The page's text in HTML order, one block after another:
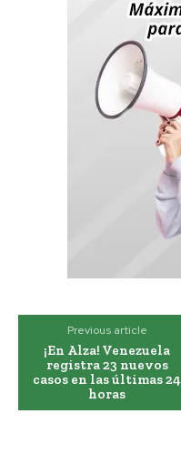
Previous article
¡En Alza! Venezuela
registra 23 nuevos
casos en las últimas 24
horas